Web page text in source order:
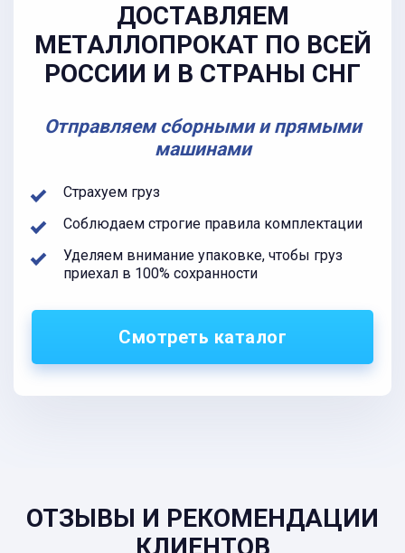
ДОСТАВЛЯЕМ
МЕТАЛЛОПРОКАТ ПО ВСЕЙ
РОССИИ И В СТРАНЫ СНГ
Отправляем сборными и прямыми
машинами
Страхуем груз
Соблюдаем строгие правила комплектации
Уделяем внимание упаковке, чтобы груз
приехал в 100% сохранности
Смотреть каталог
ОТЗЫВЫ И РЕКОМЕНДАЦИИ